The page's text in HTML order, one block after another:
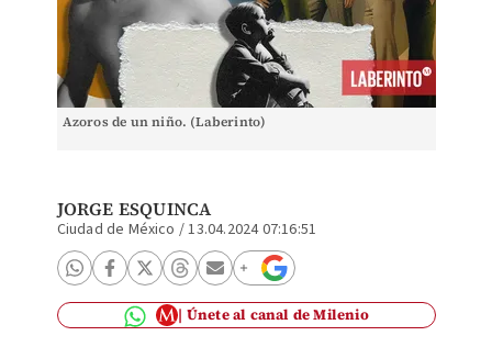
Azoros de un niño. (Laberinto)
JORGE ESQUINCA
Ciudad de México /13.04.2024 07:16:51
Únete al canal de Milenio